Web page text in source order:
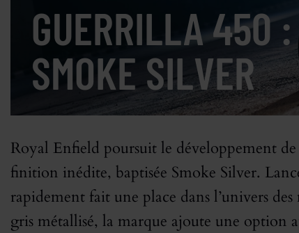
GUERRILLA 450
SMOKE SILVER
Royal Enfield poursuit le développement
finition inédite, baptisée Smoke Silver.
rapidement fait une place dans l’univers
gris métallisé, la marque ajoute une option